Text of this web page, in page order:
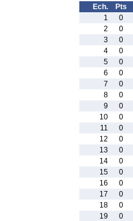
Ech. Pts
1
0
2
0
3
0
4
0
5
0
6
0
7
0
8
0
9
0
10
0
11
0
12
0
13
0
14
0
15
0
16
0
17
0
18
0
19
0